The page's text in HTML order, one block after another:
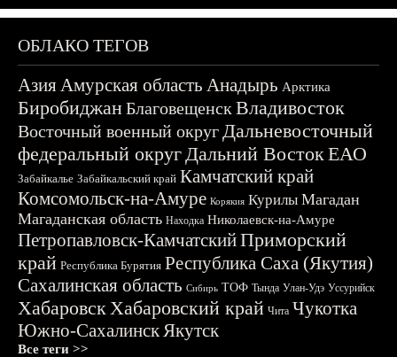
ОБЛАКО ТЕГОВ
АзияАмурская область Анадырь Арктика
БиробиджанБлаговещенскВладивосток
Восточный военный округДальневосточный
федеральный округДальний ВостокЕАО
Забайкалье Забайкальский край Камчатский край
Комсомольск-на-Амуре Корякия Курилы Магадан
Магаданская область Находка Николаевск-на-Амуре
Петропавловск-КамчатскийПриморский
край Республика Бурятия Республика Саха (Якутия)
Сахалинская область Сибирь ТОФ Тында Улан-Удэ Уссурийск
ХабаровскХабаровский край Чита Чукотка
Южно-СахалинскЯкутск
Все теги >>